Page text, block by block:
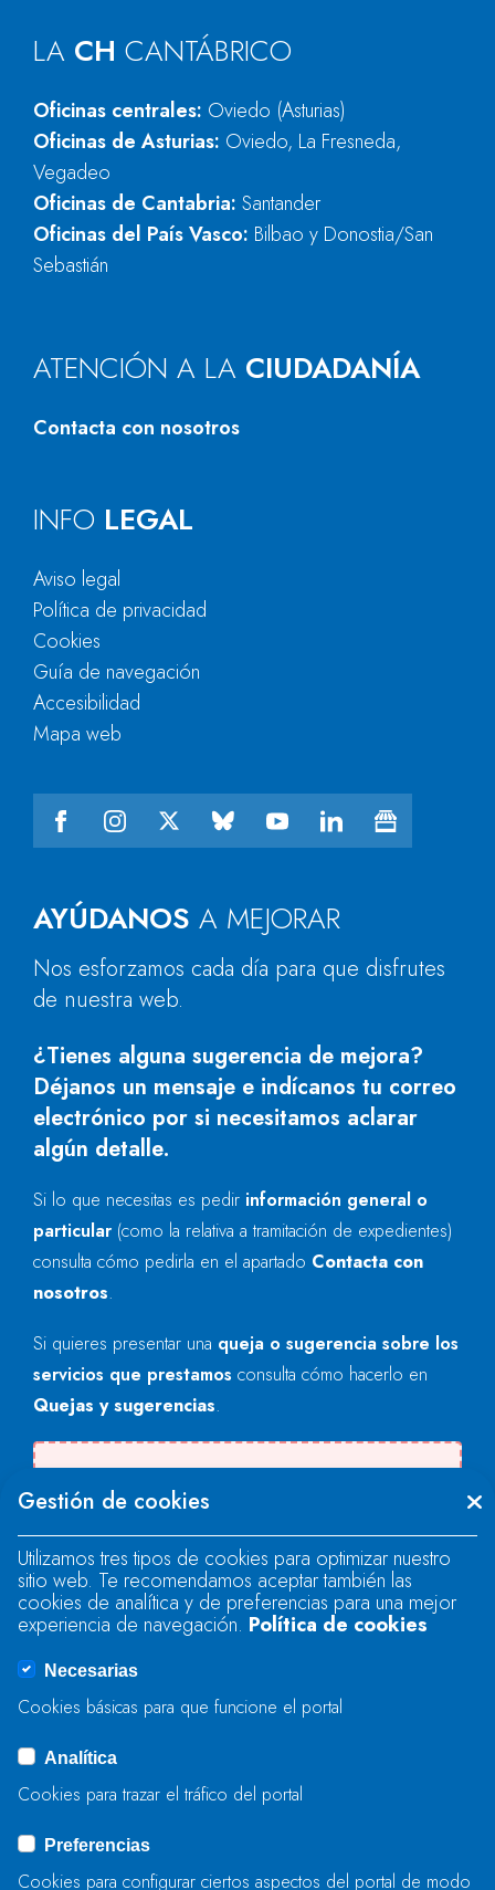
LA CH CANTÁBRICO
Oficinas centrales: Oviedo (Asturias)
Oficinas de Asturias: Oviedo, La Fresneda,
Vegadeo
Oficinas de Cantabria: Santander
Oficinas del País Vasco: Bilbao y Donostia/San
Sebastián
ATENCIÓN A LA CIUDADANÍA
Contacta con nosotros
AYÚDANOS A MEJORAR
Nos esforzamos cada día para que disfrutes
de nuestra web.
¿Tienes alguna sugerencia de mejora?
Déjanos un mensaje e indícanos tu correo
electrónico por si necesitamos aclarar
algún detalle.
Si lo que necesitas es pedir información general o
particular (como la relativa a tramitación de expedientes)
consulta cómo pedirla en el apartado Contacta con
nosotros.
Si quieres presentar una queja o sugerencia sobre los
servicios que prestamos consulta cómo hacerlo en
Quejas y sugerencias.
"text".
Se produjo un error al cargar el campo
"text".
Se produjo un error al cargar el campo
ENVIAR
INFO LEGAL
Aviso legal
Política de privacidad
Cookies
Guía de navegación
Accesibilidad
Mapa web
Gestión de cookies
Utilizamos tres tipos de cookies para optimizar nuestro
sitio web. Te recomendamos aceptar también las
cookies de analítica y de preferencias para una mejor
experiencia de navegación. Política de cookies
Necesarias
Cookies básicas para que funcione el portal
Analítica
Cookies para trazar el tráfico del portal
Preferencias
Cookies para configurar ciertos aspectos del portal de modo